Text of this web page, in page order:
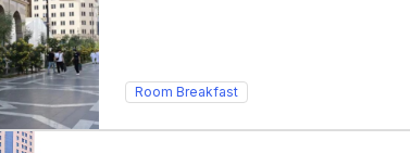
Room Breakfast